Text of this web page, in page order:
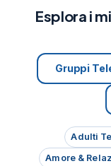
Esplora i
Gruppi
Adulti
Amore &